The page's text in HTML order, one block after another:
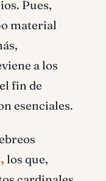
Pues,
material
a los
fin de
esenciales.
los que,